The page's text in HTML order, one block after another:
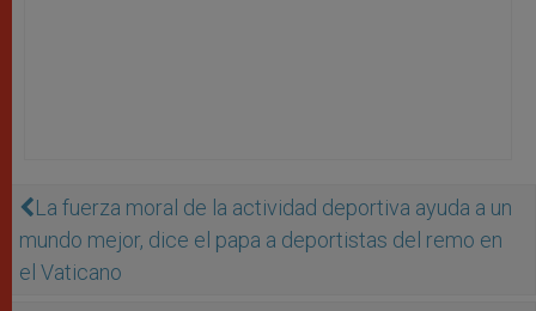
La fuerza moral de la actividad deportiva ayuda a un
mundo mejor, dice el papa a deportistas del remo en
el Vaticano